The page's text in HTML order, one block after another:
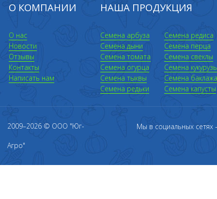
О КОМПАНИИ НАША ПРОДУКЦИЯ
О нас
Новости
Отзывы
Контакты
Написать нам
Семена арбуза
Семена дыни
Семена томата
Семена огурца
Семена тыквы
Семена редьки
Семена редиса
Семена перца
Семена свеклы
Семена
Семена
Семена капусты
2009–2026 © ООО "Юг-
Агро"
Мы в социальных